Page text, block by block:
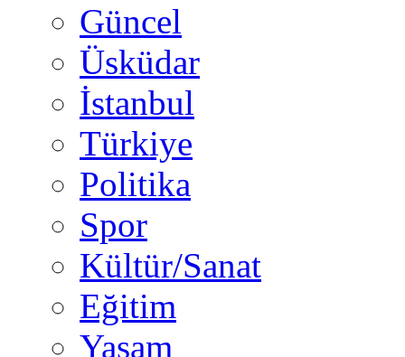
Güncel
Üsküdar
İstanbul
Türkiye
Politika
Spor
Kültür/Sanat
Eğitim
Yaşam